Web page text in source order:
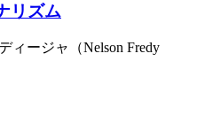
リズム
ィージャ（Nelson Fredy